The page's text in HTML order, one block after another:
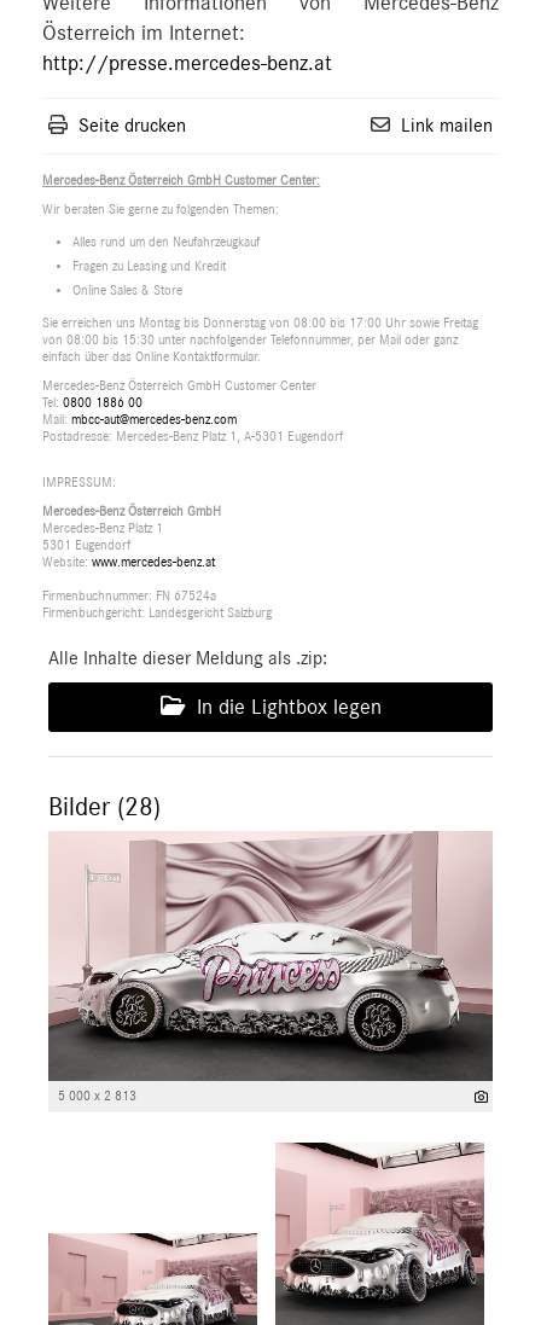
Österreich im Internet:
http://presse.mercedes-benz.at
Seite drucken Link mailen
Mercedes-Benz Österreich GmbH Customer Center:
Wir beraten Sie gerne zu folgenden Themen:
Alles rund um den Neufahrzeugkauf
Fragen zu Leasing und Kredit
Online Sales & Store
Sie erreichen uns Montag bis Donnerstag von 08:00 bis 17:00 Uhr sowie Freitag
von 08:00 bis 15:30 unter nachfolgender Telefonnummer, per Mail oder ganz
einfach über das Online Kontaktformular.
Mercedes-Benz Österreich GmbH Customer Center
Tel: 0800 1886 00
Mail: mbcc-aut@mercedes-benz.com
Postadresse: Mercedes-Benz Platz 1, A-5301 Eugendorf
IMPRESSUM:
Mercedes-Benz Österreich GmbH
Mercedes-Benz Platz 1
5301 Eugendorf
Website: www.mercedes-benz.at
Firmenbuchnummer: FN 67524a
Firmenbuchgericht: Landesgericht Salzburg
Alle Inhalte dieser Meldung als .zip:
In die Lightbox legen
Bilder (28)
5 000 x 2 813